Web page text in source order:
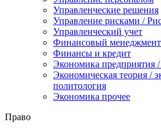
Управленческие решения
Управление рисками /
Управленческий учет
Финансовый
Финансы и кредит
Экономика предприятия
Экономическая теория /
политология
Экономика прочее
Право